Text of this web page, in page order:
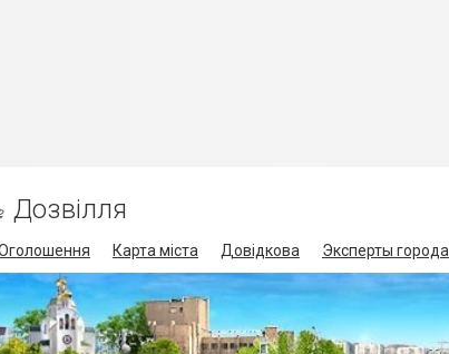
Дозвілля
Карта міста Довідкова Эксперты города